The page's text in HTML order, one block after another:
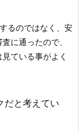
るのではなく、安
に通ったので、
ている事がよく
だと考えてい